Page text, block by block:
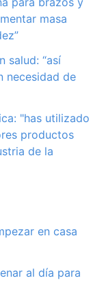
masa
salud: “así
necesidad de
"has utilizado
productos
de la
en casa
al día para